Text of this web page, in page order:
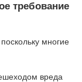
требование
многие
вреда